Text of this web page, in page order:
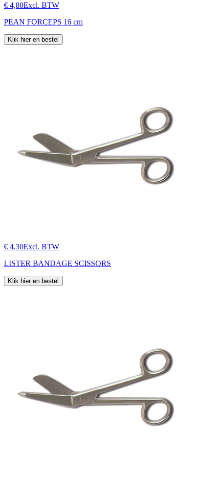
€ 4,80Excl. BTW
PEAN FORCEPS 16 cm
Klik hier en bestel
€ 4,30Excl. BTW
LISTER BANDAGE SCISSORS
Klik hier en bestel